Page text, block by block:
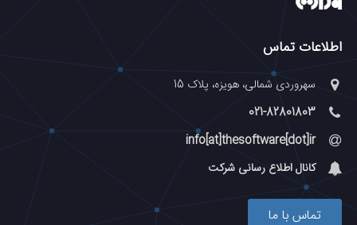
اطلاعات تماس
سهروردی شمالی، هویزه، پلاک 15
021-82801803
info[at]thesoftware[dot]ir
کانال اطلاع رسانی شرکت
تماس با ما